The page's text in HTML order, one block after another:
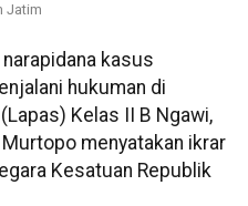
Jatim
narapidana kasus
hukuman di
Kelas II B Ngawi,
menyatakan ikrar
Kesatuan Republik